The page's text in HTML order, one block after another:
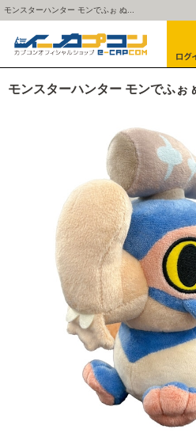
モンスターハンター モンでふぉ ぬ...
モンスターハンター モンでふぉ